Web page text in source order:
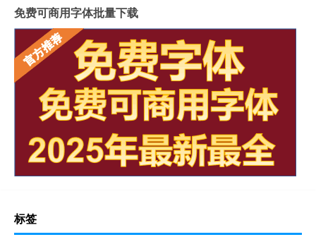
免费可商用字体批量下载
标签